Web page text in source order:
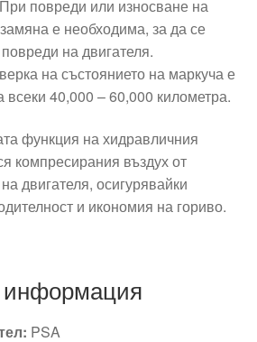
При повреди или износване на
е необходима, за да се
на двигателя.
на състоянието на маркуча е
всеки 40,000 – 60,000 километра.
функция на хидравличния
компресирания въздух от
двигателя, осигурявайки
и икономия на гориво.
информация
PSA